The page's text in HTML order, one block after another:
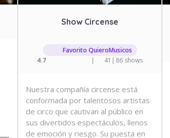
Show Circense
Favorito QuieroMusicos
4.7
| 41 | 86 shows
Nuestra compañía circense está
conformada por talentosos artistas
de circo que cautivan al público en
sus divertidos espectáculos, llenos
de emoción y riesgo. Su puesta en